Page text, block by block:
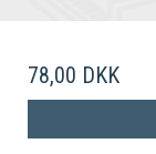
78,00 DKK